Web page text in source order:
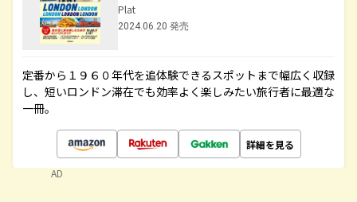
Plat
2024.06.20 発売
定番から１９６０年代を追体験できるスポットまで幅広く収録
し、短いロンドン滞在でも効率よく楽しみたい旅行者に最適な
一冊。
詳細を見る
AD